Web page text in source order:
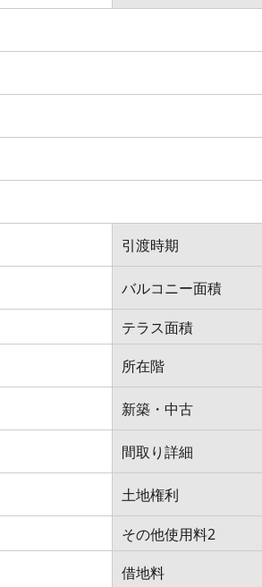
引渡時期
バルコニー面積
テラス面積
所在階
新築・中古
間取り詳細
土地権利
その他使用料2
借地料